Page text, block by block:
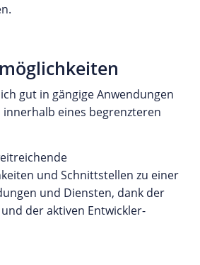
gut in gängige Anwendungen
eines begrenzteren
und Schnittstellen zu einer
und Diensten, dank der
der aktiven Entwickler-